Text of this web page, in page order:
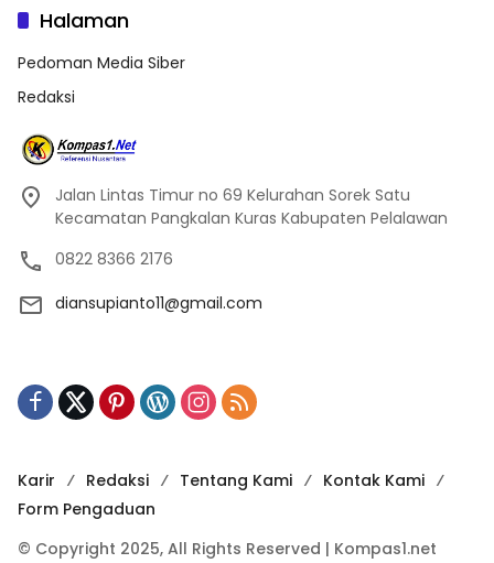
Halaman
Pedoman Media Siber
Redaksi
Jalan Lintas Timur no 69 Kelurahan Sorek Satu
Kecamatan Pangkalan Kuras Kabupaten Pelalawan
0822 8366 2176
diansupianto11@gmail.com
Karir Redaksi Tentang Kami
Kontak Kami
Form Pengaduan
© Copyright 2025, All Rights Reserved | Kompas1.net